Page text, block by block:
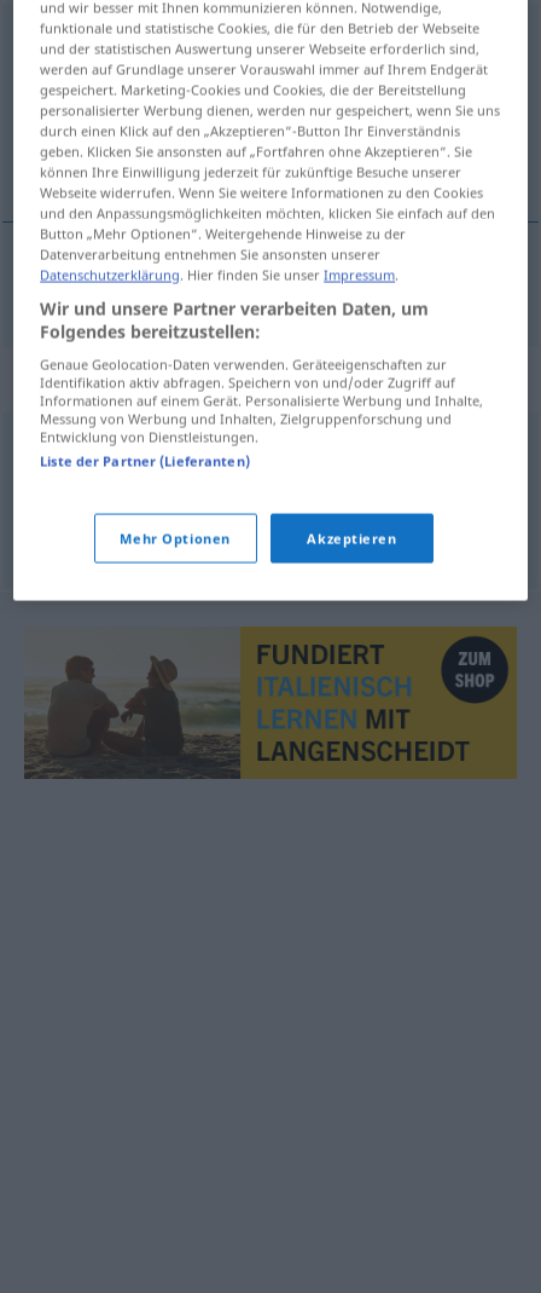
imbarazzante [imbaraˈttsante]adj
Übersicht aller Übersetzungen
(Für mehr Details die Übersetzung anklicken/antippen)
peinlich
peinlich imbarazzante
Synonyme für "imbarazzante"
critico,delicato,disagevole
© Thesauro italiano
und wir besser mit Ihnen kommunizieren können. Notwendige,
funktionale und statistische Cookies, die für den Betrieb der Webseite
und der statistischen Auswertung unserer Webseite erforderlich sind,
werden auf Grundlage unserer Vorauswahl immer auf Ihrem Endgerät
gespeichert. Marketing-Cookies und Cookies, die der Bereitstellung
personalisierter Werbung dienen, werden nur gespeichert, wenn Sie uns
durch einen Klick auf den „Akzeptieren“-Button Ihr Einverständnis
geben. Klicken Sie ansonsten auf „Fortfahren ohne Akzeptieren“. Sie
können Ihre Einwilligung jederzeit für zukünftige Besuche unserer
Webseite widerrufen. Wenn Sie weitere Informationen zu den Cookies
und den Anpassungsmöglichkeiten möchten, klicken Sie einfach auf den
Button „Mehr Optionen“. Weitergehende Hinweise zu der
Datenverarbeitung entnehmen Sie ansonsten unserer
Datenschutzerklärung. Hier finden Sie unserImpressum.
Wir und unsere Partner verarbeiten Daten, um
Folgendes bereitzustellen:
Genaue Geolocation-Daten verwenden. Geräteeigenschaften zur
Identifikation aktiv abfragen. Speichern von und/oder Zugriff auf
Informationen auf einem Gerät. Personalisierte Werbung und Inhalte,
Messung von Werbung und Inhalten, Zielgruppenforschung und
Entwicklung von Dienstleistungen.
Liste der Partner (Lieferanten)
Mehr Optionen Akzeptieren